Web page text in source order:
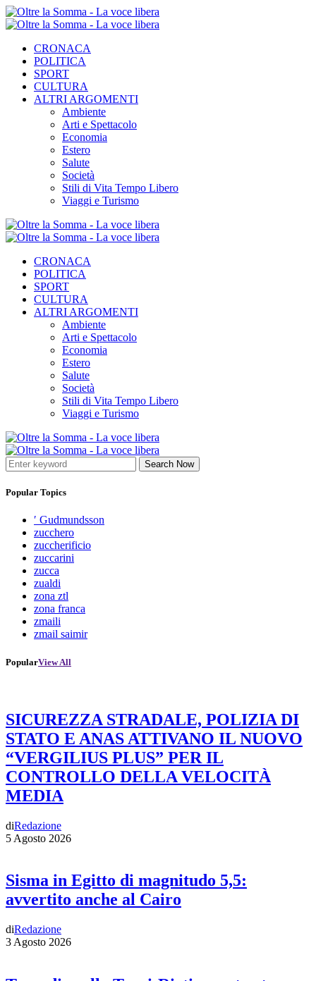
CRONACA
POLITICA
SPORT
CULTURA
ALTRI ARGOMENTI
Ambiente
Arti e Spettacolo
Economia
Estero
Salute
Società
Stili di Vita Tempo Libero
Viaggi e Turismo
CRONACA
POLITICA
SPORT
CULTURA
ALTRI ARGOMENTI
Ambiente
Arti e Spettacolo
Economia
Estero
Salute
Società
Stili di Vita Tempo Libero
Viaggi e Turismo
Search Now
Popular Topics
′ Gudmundsson
zucchero
zuccherificio
zuccarini
zucca
zualdi
zona ztl
zona franca
zmaili
zmail saimir
PopularView All
SICUREZZA STRADALE, POLIZIA DI
STATO E ANAS ATTIVANO IL NUOVO
“VERGILIUS PLUS” PER IL
CONTROLLO DELLA VELOCITÀ
MEDIA
diRedazione
5 Agosto 2026
Sisma in Egitto di magnitudo 5,5:
avvertito anche al Cairo
diRedazione
3 Agosto 2026